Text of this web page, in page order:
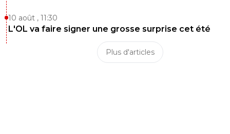
10 août , 11:30
L'OL va faire signer une grosse surprise cet été
Plus d'articles